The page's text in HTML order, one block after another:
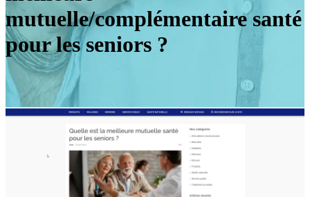
mutuelle/complémentaire santé
pour les seniors ?